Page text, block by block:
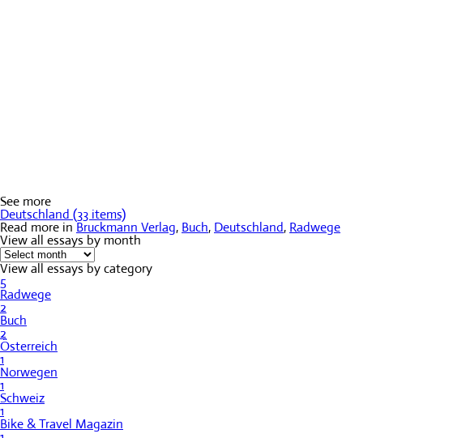
See more
Deutschland (33 items)
Read more inBruckmann Verlag, Buch, Deutschland, Radwege
View all essays by month
View all essays by category
5
Radwege
2
Buch
2
Österreich
1
Norwegen
1
Schweiz
1
Bike & Travel Magazin